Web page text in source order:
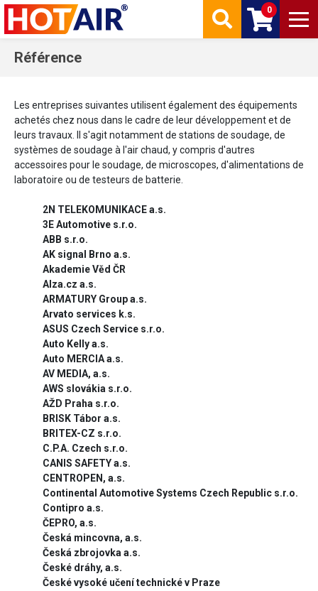
0
Référence
Les entreprises suivantes utilisent également des équipements
achetés chez nous dans le cadre de leur développement et de
leurs travaux. Il s'agit notamment de stations de soudage, de
systèmes de soudage à l'air chaud, y compris d'autres
accessoires pour le soudage, de microscopes, d'alimentations de
laboratoire ou de testeurs de batterie.
2N TELEKOMUNIKACE a.s.
3E Automotive s.r.o.
ABB s.r.o.
AK signal Brno a.s.
Akademie Věd ČR
Alza.cz a.s.
ARMATURY Group a.s.
Arvato services k.s.
ASUS Czech Service s.r.o.
Auto Kelly a.s.
Auto MERCIA a.s.
AV MEDIA, a.s.
AWS slovákia s.r.o.
AŽD Praha s.r.o.
BRISK Tábor a.s.
BRITEX-CZ s.r.o.
C.P.A. Czech s.r.o.
CANIS SAFETY a.s.
CENTROPEN, a.s.
Continental Automotive Systems Czech Republic s.r.o.
Contipro a.s.
ČEPRO, a.s.
Česká mincovna, a.s.
Česká zbrojovka a.s.
České dráhy, a.s.
České vysoké učení technické v Praze